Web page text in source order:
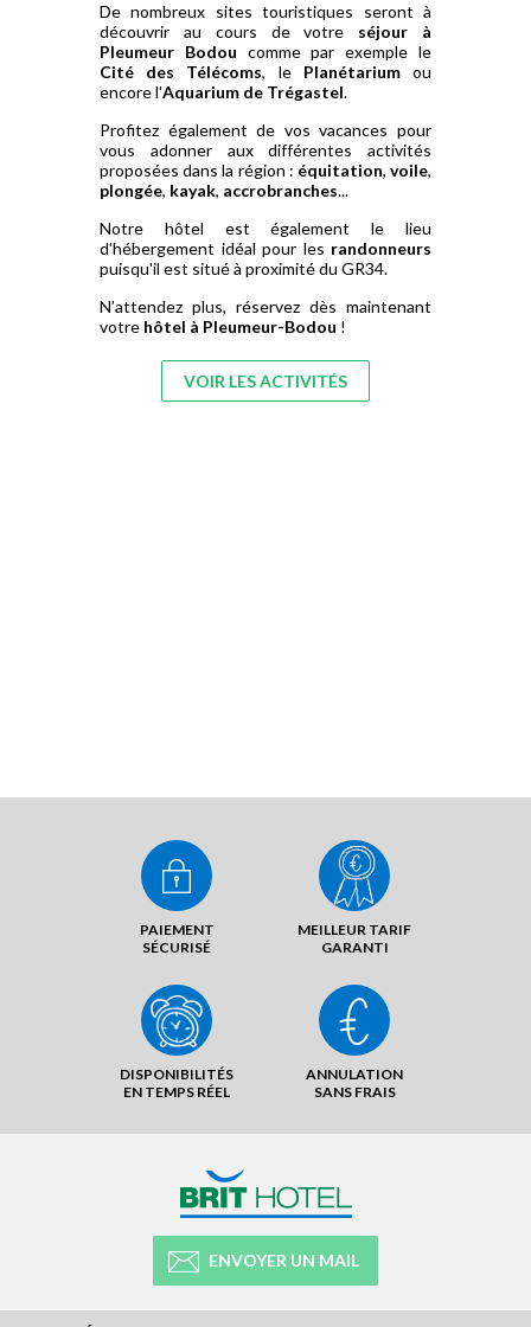
De nombreux sites touristiques seront à
découvrir au cours de votre séjour à
Pleumeur Bodou comme par exemple le
Cité des Télécoms, lePlanétariumou
encore l'Aquarium de Trégastel.
Profitez également de vos vacances pour
vous adonner aux différentes activités
proposées dans la région : équitation,voile,
plongée, kayak, accrobranches...
Notre hôtel est également le lieu
d'hébergement idéal pour les randonneurs
puisqu'il est situé à proximité du GR34.
N’attendez plus, réservez dès maintenant
votre hôtel à Pleumeur-Bodou !
VOIR LES ACTIVITÉS
PAIEMENT
SÉCURISÉ
MEILLEUR TARIF
GARANTI
DISPONIBILITÉS
EN TEMPS RÉEL
ANNULATION
SANS FRAIS
ENVOYER UN MAIL